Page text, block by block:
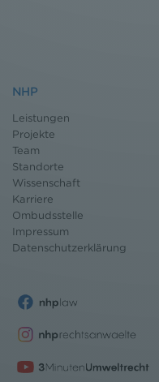
NHP
Leistungen
Projekte
Team
Standorte
Wissenschaft
Karriere
Ombudsstelle
Impressum
Datenschutzerklärung